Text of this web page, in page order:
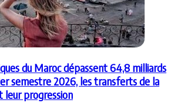
du Maroc dépassent 64,8 milliards
semestre 2026, les transferts de la
leur progression